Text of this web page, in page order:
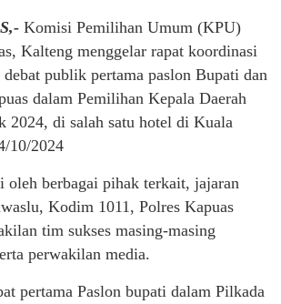
Komisi Pemilihan Umum (KPU)
Kalteng menggelar rapat koordinasi
publik pertama paslon Bupati dan
dalam Pemilihan Kepala Daerah
2024, di salah satu hotel di Kuala
10/2024
berbagai pihak terkait, jajaran
Kodim 1011, Polres Kapuas
tim sukses masing-masing
perwakilan media.
pertama Paslon bupati dalam Pilkada